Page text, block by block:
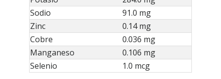
Sodio
91.0 mg
Zinc
0.14 mg
Cobre
0.036 mg
Manganeso
0.106 mg
Selenio
1.0 mcg